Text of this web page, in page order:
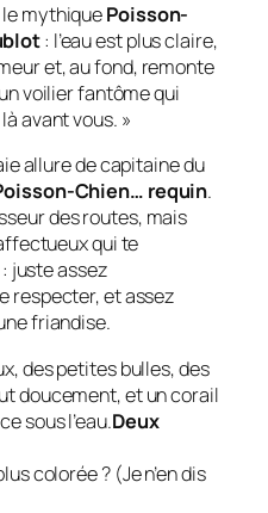
mythiquePoisson-
: l’eau est plus claire,
et, au fond, remonte
voilier fantôme qui
avant vous. »
allure decapitaine du
Chien… requin.
des routes, mais
qui te
juste assez
respecter, et assez
friandise.
des petites bulles, des
doucement, et un corail
sous l’eau.Deux
colorée ? (Je n’en dis